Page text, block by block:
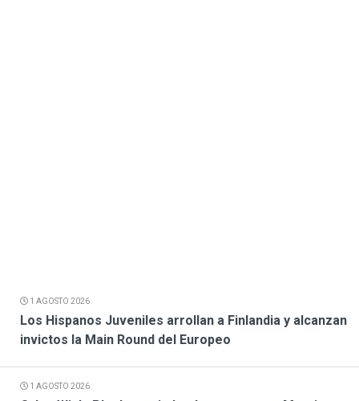
1 AGOSTO 2026
Los Hispanos Juveniles arrollan a Finlandia y alcanzan
invictos la Main Round del Europeo
1 AGOSTO 2026